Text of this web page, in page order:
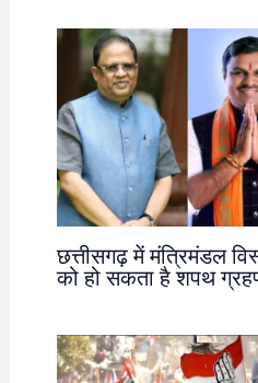
छत्तीसगढ़ में मंत्रिमंडल
को हो सकता है शपथ